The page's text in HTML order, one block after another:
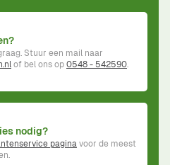
Stuur een mail naar
of bel ons op0548 - 542590.
nodig?
paginavoor de meest